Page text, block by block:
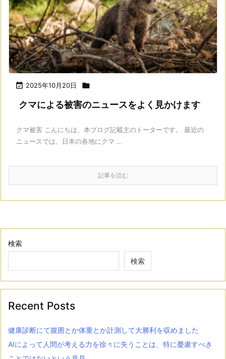
 2025年10月20日 
クマによる被害のニュースをよく見かけます
クマ被害 こんにちは、本ブログ記載主のトーターです。 最近の
ニュースでは、日本の各地にクマ ...
記事を読む
検索
検索
Recent Posts
健康診断にて腹囲とか体重とか計測して大勝利を収めました
AIによって人間が考える力を徐々に失うことは、特に憂慮すべき